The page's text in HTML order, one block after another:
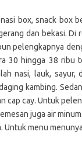
box, snack box
dan bekasi. Di
pelengkapnya
30 hingga 38 ribu
nasi, lauk, sayur,
kambing.
cap cay. Untuk
juga air
Untuk menu